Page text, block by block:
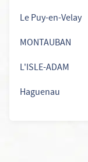
Le Puy-en-Velay
MONTAUBAN
L'ISLE-ADAM
Haguenau